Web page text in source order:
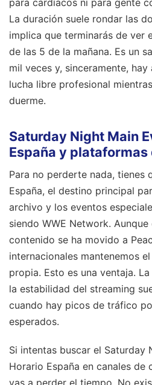
La duración suele rondar las
implica que terminarás de ver
de las 5 de la mañana. Es un
mil veces y, sinceramente,
lucha libre profesional
duerme.
Saturday Night Main
España y plataformas
Para no perderte nada, tienes
España, el destino principal
archivo y los eventos
siendo WWE Network.
contenido se ha movido a
internacionales mantenemos
propia. Esto es una ventaja.
la estabilidad del streaming
cuando hay picos de tráfico
esperados.
Si intentas buscar el Saturday
Horario España en canales de
vas a perder el tiempo. No